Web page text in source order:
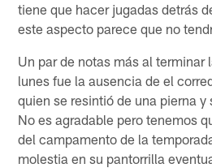
tiene que hacer jugadas detrás
este aspecto parece que no
Un par de notas más al terminar
lunes fue la ausencia de el
quien se resintió de una pierna
No es agradable pero tenemos
del campamento de la
molestia en su pantorrilla